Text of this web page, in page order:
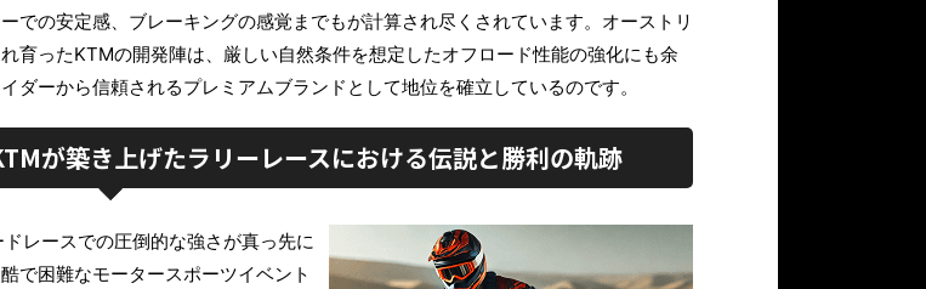
での安定感、ブレーキングの感覚までもが計算され尽くされています。オーストリ
育ったKTMの開発陣は、厳しい自然条件を想定したオフロード性能の強化にも余
ーから信頼されるプレミアムブランドとして地位を確立しているのです。
が築き上げたラリーレースにおける伝説と勝利の軌跡
レースでの圧倒的な強さが真っ先に
で困難なモータースポーツイベント